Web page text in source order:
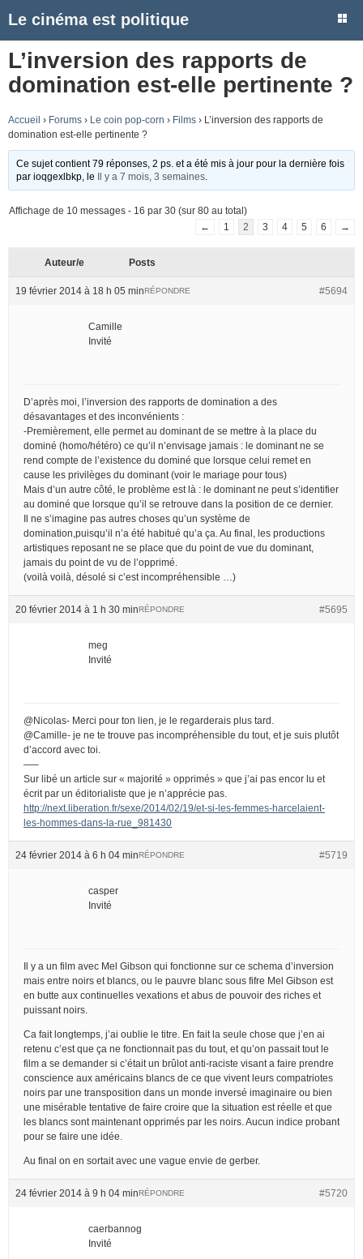
Le cinéma est politique
L’inversion des rapports de
domination est-elle pertinente ?
Accueil › Forums › Le coin pop-corn › Films › L’inversion des rapports de
domination est-elle pertinente ?
Ce sujet contient 79 réponses, 2 ps. et a été mis à jour pour la dernière fois
parioqgexlbkp , le Il y a 7 mois, 3 semaines
Affichage de 10 messages - 16 par 30 (sur 80 au total)
←
1 2 3 4 5 6 →
Auteur/e Posts
19 février 2014 à 18 h 05 min #5694
RÉPONDRE
Camille
Invité
D’après moi, l’inversion des rapports de domination a des
désavantages et des inconvénients :
-Premièrement, elle permet au dominant de se mettre à la place du
dominé (homo/hétéro) ce qu’il n’envisage jamais : le dominant ne se
rend compte de l’existence du dominé que lorsque celui remet en
cause les privilèges du dominant (voir le mariage pour tous)
Mais d’un autre côté, le problème est là : le dominant ne peut s’identifier
au dominé que lorsque qu’il se retrouve dans la position de ce dernier.
Il ne s’imagine pas autres choses qu’un système de
domination,puisqu’il n’a été habitué qu’a ça. Au final, les productions
artistiques reposant ne se place que du point de vue du dominant,
jamais du point de vu de l’opprimé.
(voilà voilà, désolé si c’est incompréhensible …)
20 février 2014 à 1 h 30 min #5695
RÉPONDRE
meg
Invité
@Nicolas- Merci pour ton lien, je le regarderais plus tard.
@Camille- je ne te trouve pas incompréhensible du tout, et je suis plutôt
d’accord avec toi.
—–
Sur libé un article sur « majorité » opprimés » que j’ai pas encor lu et
écrit par un éditorialiste que je n’apprécie pas.
http://next.liberation.fr/sexe/2014/02/19/et-si-les-femmes-harcelaient-
les-hommes-dans-la-rue_981430
24 février 2014 à 6 h 04 min #5719
RÉPONDRE
casper
Invité
Il y a un film avec Mel Gibson qui fonctionne sur ce schema d’inversion
mais entre noirs et blancs, ou le pauvre blanc sous fifre Mel Gibson est
en butte aux continuelles vexations et abus de pouvoir des riches et
puissant noirs.
Ca fait longtemps, j’ai oublie le titre. En fait la seule chose que j’en ai
retenu c’est que ça ne fonctionnait pas du tout, et qu’on passait tout le
film a se demander si c’était un brûlot anti-raciste visant a faire prendre
conscience aux américains blancs de ce que vivent leurs compatriotes
noirs par une transposition dans un monde inversé imaginaire ou bien
une misérable tentative de faire croire que la situation est réelle et que
les blancs sont maintenant opprimés par les noirs. Aucun indice probant
pour se faire une idée.
Au final on en sortait avec une vague envie de gerber.
24 février 2014 à 9 h 04 min #5720
RÉPONDRE
caerbannog
Invité